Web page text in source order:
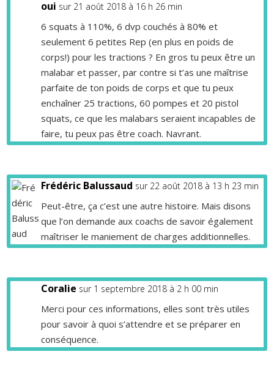
oui sur 21 août 2018 à 16 h 26 min
6 squats à 110%, 6 dvp couchés à 80% et
seulement 6 petites Rep (en plus en poids de
corps!) pour les tractions ? En gros tu peux être un
malabar et passer, par contre si t’as une maîtrise
parfaite de ton poids de corps et que tu peux
enchaîner 25 tractions, 60 pompes et 20 pistol
squats, ce que les malabars seraient incapables de
faire, tu peux pas être coach. Navrant.
Frédéric Balussaud sur 22 août 2018 à 13 h 23 min
Peut-être, ça c’est une autre histoire. Mais disons
que l’on demande aux coachs de savoir également
maîtriser le maniement de charges additionnelles.
Coralie sur 1 septembre 2018 à 2 h 00 min
Merci pour ces informations, elles sont très utiles
pour savoir à quoi s’attendre et se préparer en
conséquence.